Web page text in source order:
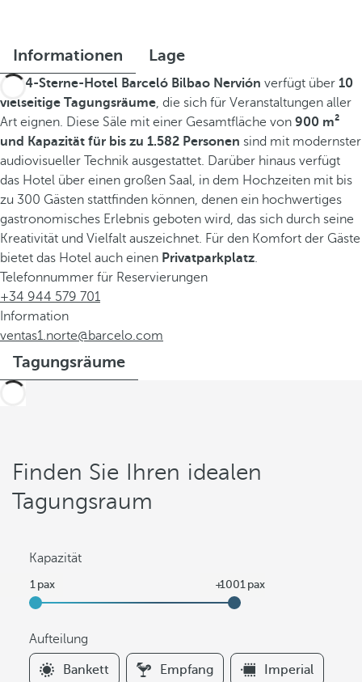
Informationen Lage
Das4-Sterne-Hotel Barceló Bilbao Nervión verfügt über 10
vielseitige Tagungsräume, die sich für Veranstaltungen aller
Art eignen. Diese Säle mit einer Gesamtfläche von 900 m²
und Kapazität für bis zu 1.582 Personen sind mit modernster
audiovisueller Technik ausgestattet. Darüber hinaus verfügt
das Hotel über einen großen Saal, in dem Hochzeiten mit bis
zu 300 Gästen stattfinden können, denen ein hochwertiges
gastronomisches Erlebnis geboten wird, das sich durch seine
Kreativität und Vielfalt auszeichnet. Für den Komfort der Gäste
bietet das Hotel auch einen Privatparkplatz.
Telefonnummer für Reservierungen
+34 944 579 701
Information
ventas1.norte@barcelo.com
Tagungsräume
Finden Sie Ihren idealen
Tagungsraum
Kapazität
Aufteilung
F
Bankett Empfang Imperial